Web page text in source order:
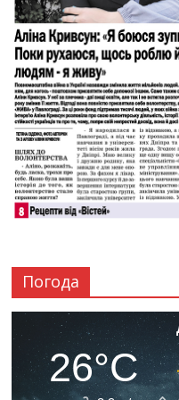
Погода
26°C